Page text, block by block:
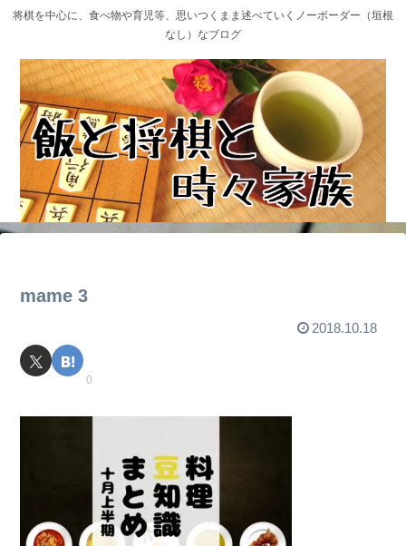
将棋を中心に、食べ物や育児等、思いつくまま述べていくノーボーダー（垣根
なし）なブログ
mame 3
2018.10.18
0